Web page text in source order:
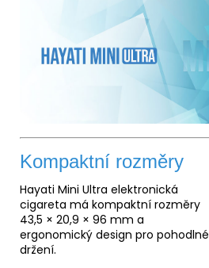
Kompaktní rozměry
Hayati Mini Ultra elektronická
cigareta má kompaktní rozměry
43,5 × 20,9 × 96 mm a
ergonomický design pro pohodlné
držení.